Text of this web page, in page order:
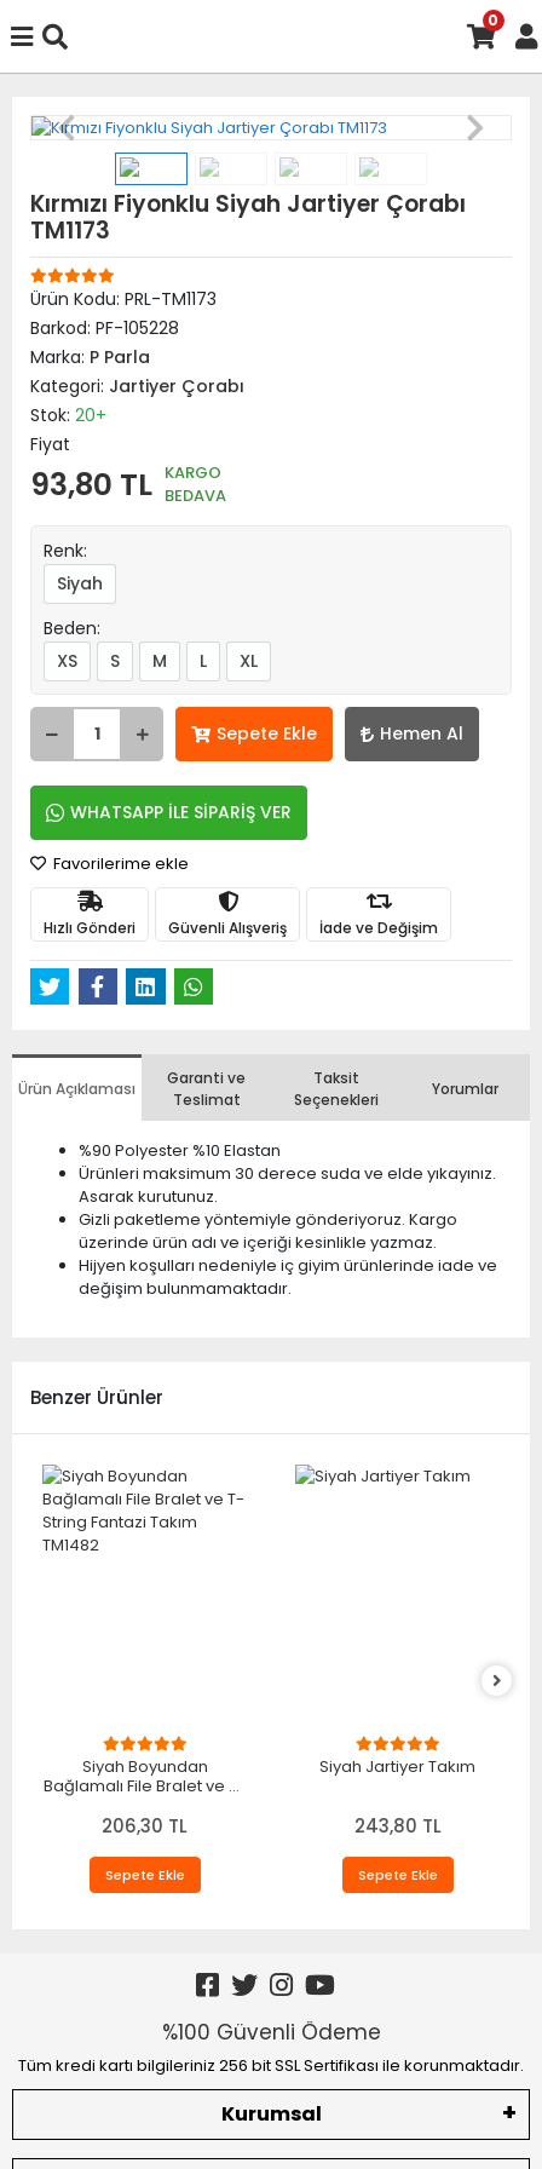
0
Kırmızı Fiyonklu Siyah Jartiyer Çorabı
TM1173
Ürün Kodu: PRL-TM1173
Barkod: PF-105228
Marka: P Parla
Kategori: Jartiyer Çorabı
Stok: 20+
Fiyat
93,80 TL KARGO
BEDAVA
Renk:
Siyah
Beden:
XS
S M L XL
Sepete Ekle Hemen Al
WHATSAPP İLE SİPARİŞ VER
Favorilerime ekle
Hızlı Gönderi Güvenli Alışveriş İade ve Değişim
Ürün Açıklaması
Garanti ve
Teslimat
Taksit
Seçenekleri
Yorumlar
%90 Polyester %10 Elastan
Ürünleri maksimum 30 derece suda ve elde yıkayınız.
Asarak kurutunuz.
Gizli paketleme yöntemiyle gönderiyoruz. Kargo
üzerinde ürün adı ve içeriği kesinlikle yazmaz.
Hijyen koşulları nedeniyle iç giyim ürünlerinde iade ve
değişim bulunmamaktadır.
Benzer Ürünler
Siyah Boyundan
Bağlamalı File Bralet ve T-
TM1482
206,30 TL
Sepete Ekle
Siyah Jartiyer Takım
243,80 TL
Sepete Ekle
%100 Güvenli Ödeme
Tüm kredi kartı bilgileriniz 256 bit SSL Sertifikası ile korunmaktadır.
Kurumsal